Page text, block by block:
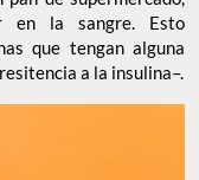
en la sangre. Esto
que tengan alguna
a la insulina–.